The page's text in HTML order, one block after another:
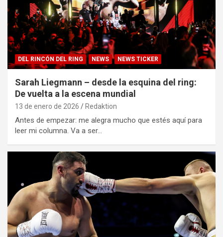
DEL RINCÓN DEL RING NEWS NEWS TICKER
Sarah Liegmann – desde la esquina del ring:
De vuelta a la escena mundial
13 de enero de 2026 Redaktion
Antes de empezar: me alegra mucho que estés aquí para
leer mi columna. Va a ser…